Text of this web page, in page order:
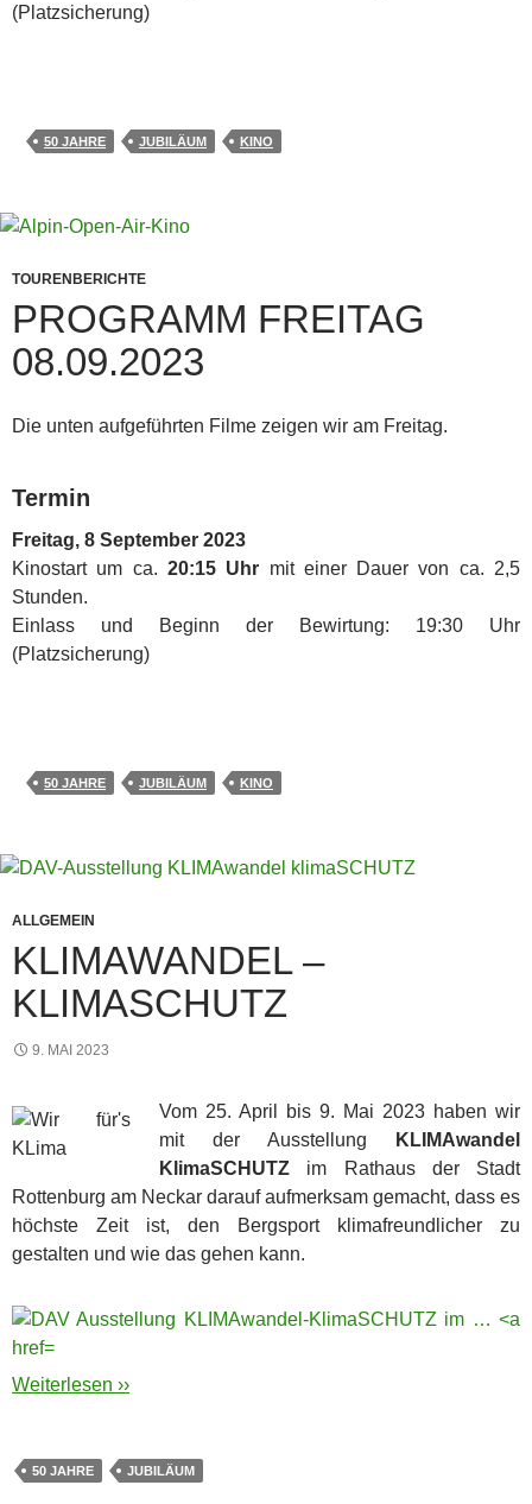
(Platzsicherung)
50 JAHRE JUBILÄUM KINO
TOURENBERICHTE
PROGRAMM FREITAG
08.09.2023
Die unten aufgeführten Filme zeigen wir am Freitag.
Termin
Freitag, 8 September 2023
Kinostart um ca. 20:15 Uhr mit einer Dauer von ca. 2,5
Stunden.
Einlass und Beginn der Bewirtung: 19:30 Uhr
(Platzsicherung)
50 JAHRE JUBILÄUM KINO
ALLGEMEIN
KLIMAWANDEL –
KLIMASCHUTZ
9. MAI 2023
Vom 25. April bis 9. Mai 2023 haben wir
mit der Ausstellung
KLIMAwandel
KlimaSCHUTZ im Rathaus der Stadt
Rottenburg am Neckar darauf aufmerksam gemacht, dass es
höchste Zeit ist, den Bergsport klimafreundlicher zu
gestalten und wie das gehen kann.
Weiterlesen ››
50 JAHRE JUBILÄUM